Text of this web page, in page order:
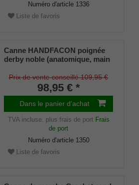
Numéro d'article 1336
Liste de favoris
Canne HANDFACON poignée
derby noble (anatomique, main
montée sur une canne en hêtre
laqué noir satiné, amortisseur
en caoutchouc inclus.
Prix de vente conseillé 109,95 €
98,95 € *
Dans le panier d'achat
TVA incluse. plus frais de port Frais
de port
Numéro d'article 1350
Liste de favoris